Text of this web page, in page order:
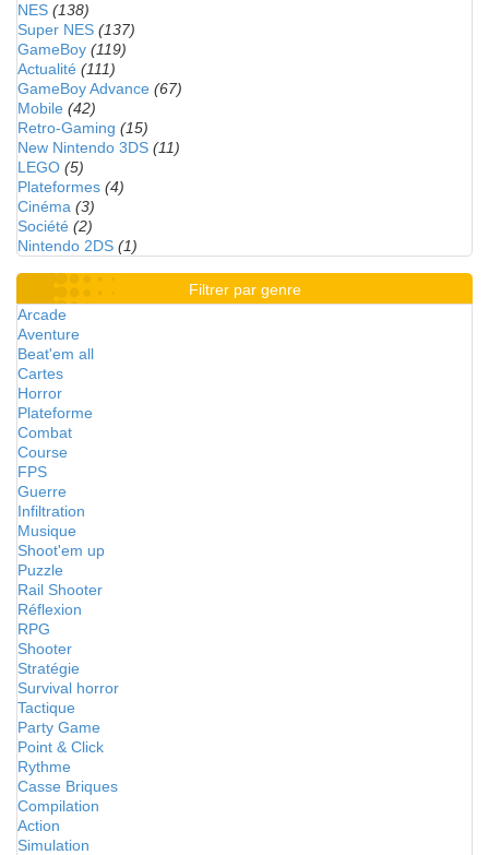
NES (138)
Super NES (137)
GameBoy (119)
Actualité (111)
GameBoy Advance (67)
Mobile (42)
Retro-Gaming (15)
New Nintendo 3DS (11)
LEGO (5)
Plateformes (4)
Cinéma (3)
Société (2)
Nintendo 2DS (1)
Filtrer par genre
Arcade
Aventure
Beat'em all
Cartes
Horror
Plateforme
Combat
Course
FPS
Guerre
Infiltration
Musique
Shoot'em up
Puzzle
Rail Shooter
Réflexion
RPG
Shooter
Stratégie
Survival horror
Tactique
Party Game
Point & Click
Rythme
Casse Briques
Compilation
Action
Simulation